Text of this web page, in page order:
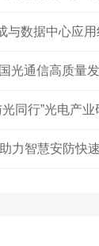
与数据中心应用
光通信高质量
光同行”光电产
力智慧安防快